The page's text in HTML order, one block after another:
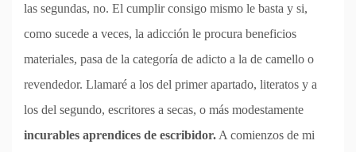
las segundas, no. El cumplir consigo mismo le basta y si,
como sucede a veces, la adicción le procura beneficios
materiales, pasa de la categoría de adicto a la de camello o
revendedor. Llamaré a los del primer apartado, literatos y a
los del segundo, escritores a secas, o más modestamente
incurables aprendices de escribidor. A comienzos de mi